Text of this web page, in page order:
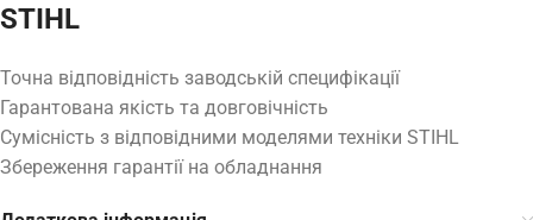
STIHL
Точна відповідність заводській специфікації
Гарантована якість та довговічність
Сумісність з відповідними моделями техніки STIHL
Збереження гарантії на обладнання